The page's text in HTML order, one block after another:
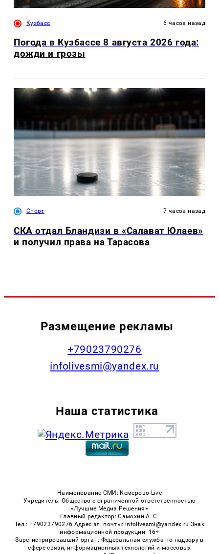
Кузбасс 6 часов назад
Погода в Кузбассе 8 августа 2026 года:
дожди и грозы
Спорт 7 часов назад
СКА отдал Бландизи в «Салават Юлаев»
и получил права на Тарасова
Размещение рекламы
+79023790276
infolivesmi@yandex.ru
Наша статистика
Наименование СМИ: Кемерово Live
Учредитель: Общество с ограниченной ответственностью
«Лучшие Медиа Решения»
Главный редактор: Самохин А. С.
Тел.: +79023790276 Адрес эл. почты: infolivesmi@yandex.ru Знак
информационной продукции: 16+
Зарегистрировавший орган: Федеральная служба по надзору в
сфере связи, информационных технологий и массовых